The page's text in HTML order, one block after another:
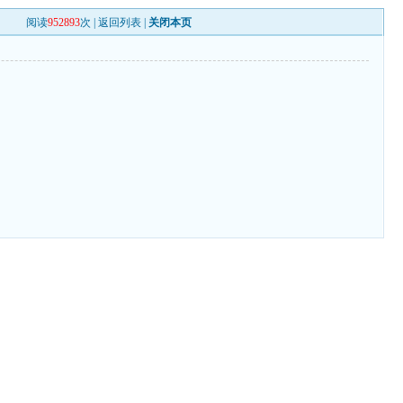
阅读952893次 |返回列表 关闭本页